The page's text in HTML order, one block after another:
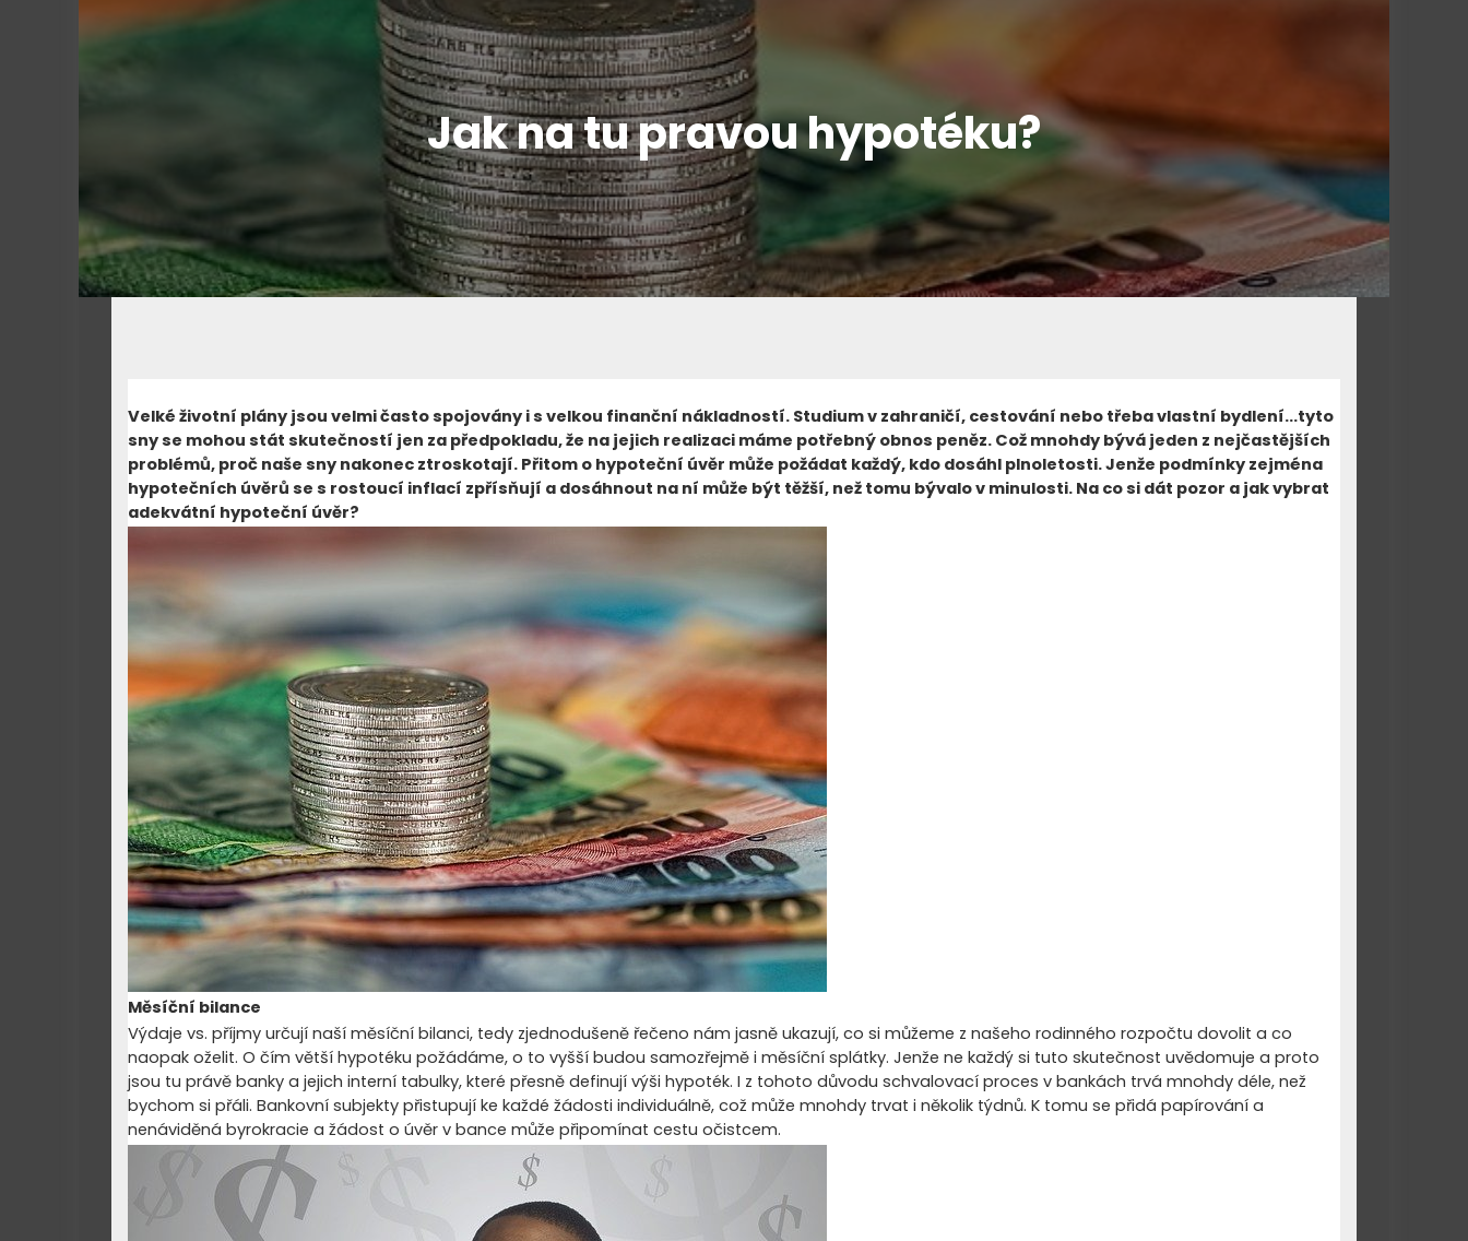
Jak na tu pravou hypotéku?
Velké životní plány jsou velmi často spojovány i s velkou finanční nákladností. Studium v zahraničí, cestování nebo třeba vlastní bydlení…tyto
sny se mohou stát skutečností jen za předpokladu, že na jejich realizaci máme potřebný obnos peněz. Což mnohdy bývá jeden z nejčastějších
problémů, proč naše sny nakonec ztroskotají. Přitom o hypoteční úvěr může požádat každý, kdo dosáhl plnoletosti. Jenže podmínky zejména
hypotečních úvěrů se s rostoucí inflací zpřísňují a dosáhnout na ní může být těžší, než tomu bývalo v minulosti. Na co si dát pozor a jak vybrat
adekvátní hypoteční úvěr?
Měsíční bilance
Výdaje vs. příjmy určují naší měsíční bilanci, tedy zjednodušeně řečeno nám jasně ukazují, co si můžeme z našeho rodinného rozpočtu dovolit a co
naopak oželit. O čím větší hypotéku požádáme, o to vyšší budou samozřejmě i měsíční splátky. Jenže ne každý si tuto skutečnost uvědomuje a proto
jsou tu právě banky a jejich interní tabulky, které přesně definují výši hypoték. I z tohoto důvodu schvalovací proces v bankách trvá mnohdy déle, než
bychom si přáli. Bankovní subjekty přistupují ke každé žádosti individuálně, což může mnohdy trvat i několik týdnů. K tomu se přidá papírování a
nenáviděná byrokracie a žádost o úvěr v bance může připomínat cestu očistcem.